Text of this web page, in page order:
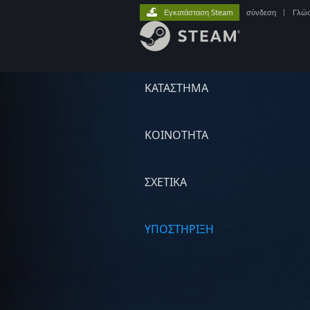
ΚΑΤΑΣΤΗΜΑ
ΚΟΙΝΟΤΗΤΑ
ΣΧΕΤΙΚΆ
ΥΠΟΣΤΗΡΙΞΗ
Εγκατάσταση Steam σύνδεση